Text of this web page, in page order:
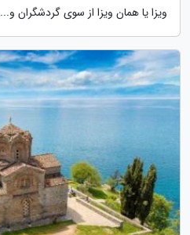
ویزا یا همان ویزا از سوی گردشگران و...